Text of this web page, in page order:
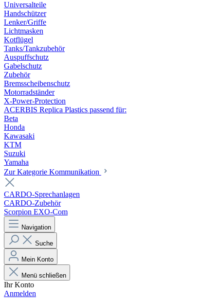
Universalteile
Handschützer
Lenker/Griffe
Lichtmasken
Kotflügel
Tanks/Tankzubehör
Auspuffschutz
Gabelschutz
Zubehör
Bremsscheibenschutz
Motorradständer
X-Power-Protection
ACERBIS Replica Plastics passend für:
Beta
Honda
Kawasaki
KTM
Suzuki
Yamaha
Zur Kategorie Kommunikation
CARDO-Sprechanlagen
CARDO-Zubehör
Scorpion EXO-Com
Navigation
Suche
Mein Konto
Menü schließen
Ihr Konto
Anmelden